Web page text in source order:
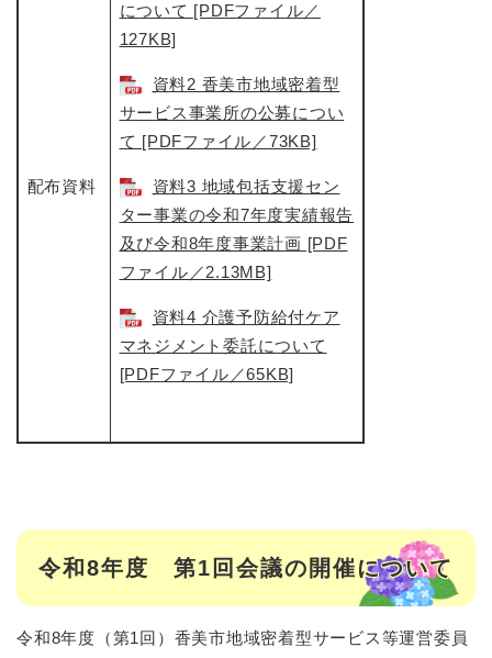
配布資料
について [PDFファイル／
127KB]
資料2 香美市地域密着型
サービス事業所の公募につい
て [PDFファイル／73KB]
資料3 地域包括支援セン
ター事業の令和7年度実績報告
及び令和8年度事業計画 [PDF
ファイル／2.13MB]
資料4 介護予防給付ケア
マネジメント委託について
[PDFファイル／65KB]
令和8年度 第1回会議の開催について
令和8年度（第1回）香美市地域密着型サービス等運営委員